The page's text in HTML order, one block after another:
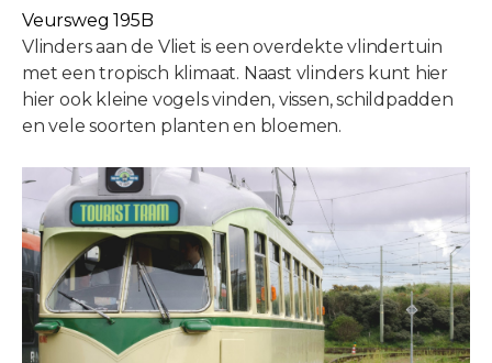
Veursweg 195B
Vlinders aan de Vliet is een overdekte vlindertuin
met een tropisch klimaat. Naast vlinders kunt hier
hier ook kleine vogels vinden, vissen, schildpadden
en vele soorten planten en bloemen.